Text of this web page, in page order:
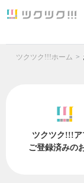
ツクツク!!!ホーム
ツクツク!!!ア
ご登録済みの